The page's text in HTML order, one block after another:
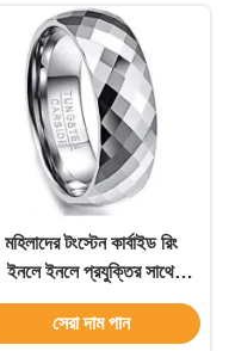
মহিলাদের টংস্টেন কার্বাইড রিং
ইনলে ইনলে প্রযুক্তির সাথে
পুরুষদের ফ্যাশন আনুষাঙ্গিক
সেরা দাম পান